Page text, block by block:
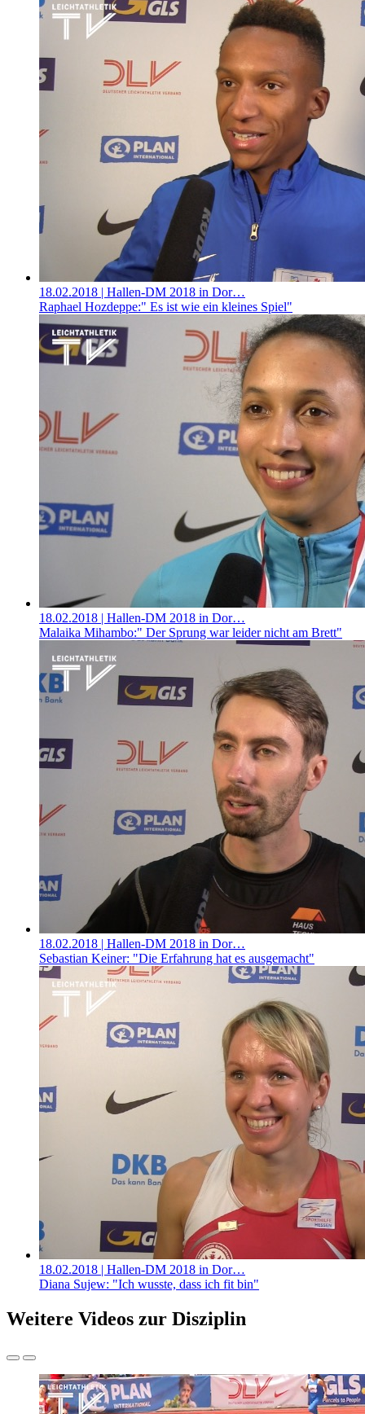
18.02.2018 | Hallen-DM 2018 in Dor…
Raphael Hozdeppe:" Es ist wie ein kleines Spiel"
18.02.2018 | Hallen-DM 2018 in Dor…
Malaika Mihambo:" Der Sprung war leider nicht am Brett"
18.02.2018 | Hallen-DM 2018 in Dor…
Sebastian Keiner: "Die Erfahrung hat es ausgemacht"
18.02.2018 | Hallen-DM 2018 in Dor…
Diana Sujew: "Ich wusste, dass ich fit bin"
Weitere Videos zur Disziplin